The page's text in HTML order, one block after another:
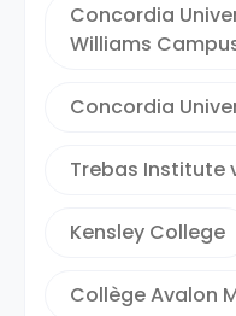
Concordia
Williams
Concordia
Trebas Institute
Kensley College
Collège Avalon